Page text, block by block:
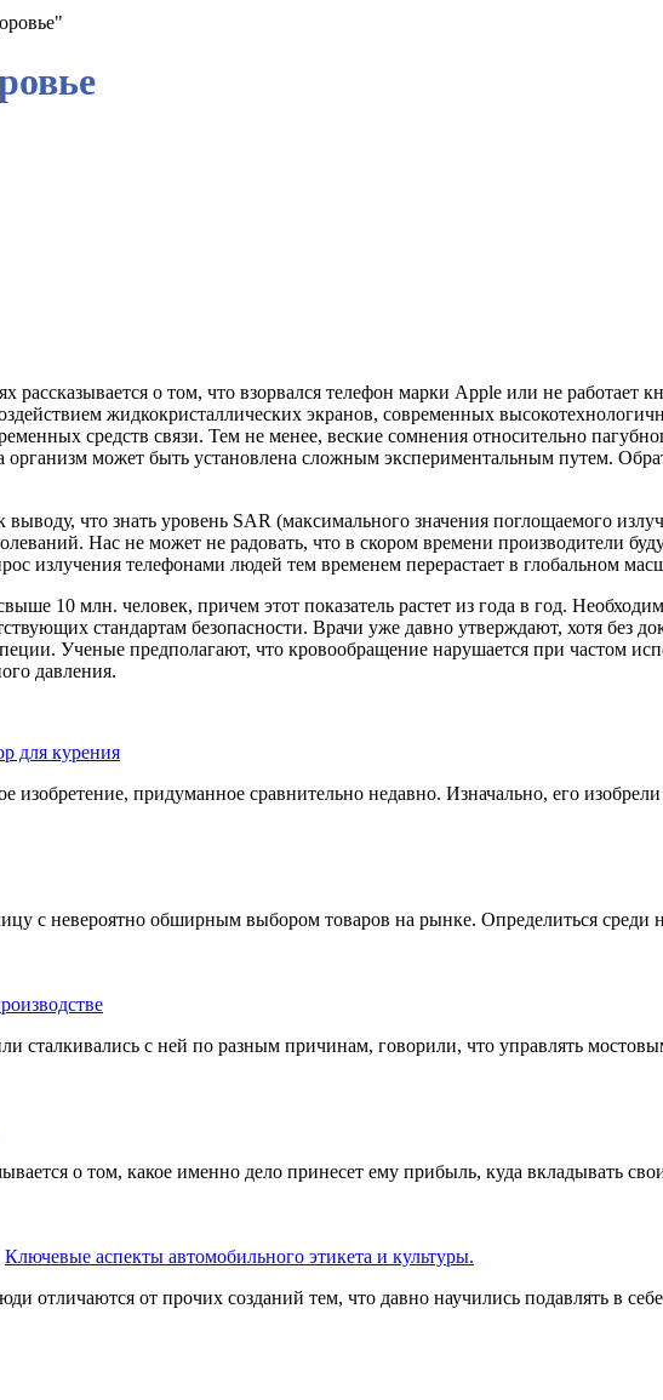
рассказывается о том, что взорвался телефон марки Apple или не работает
жидкокристаллических экранов, современных
средств связи. Тем не менее, веские сомнения относительно
организм может быть установлена сложным экспериментальным путем.
что знать уровень SAR (максимального значения поглощаемого
Нас не может не радовать, что в скором времени производители
излучения телефонами людей тем временем перерастает в глобальном
10 млн. человек, причем этот показатель растет из года в год.
стандартам безопасности. Врачи уже давно утверждают, хотя без
Ученые предполагают, что кровообращение нарушается при частом
давления.
для курения
изобретение, придуманное сравнительно недавно. Изначально, его
с невероятно обширным выбором товаров на рынке. Определиться среди
сталкивались с ней по разным причинам, говорили, что управлять
о том, какое именно дело принесет ему прибыль, куда вкладывать
Ключевые аспекты автомобильного этикета и культуры.
отличаются от прочих созданий тем, что давно научились подавлять в